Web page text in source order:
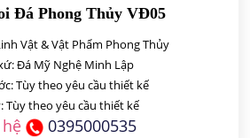
Đá Phong Thủy VĐ05
Vật & Vật Phẩm Phong Thủy
Đá Mỹ Nghệ Minh Lập
Tùy theo yêu cầu thiết kế
Tùy theo yêu cầu thiết kế
0395000535